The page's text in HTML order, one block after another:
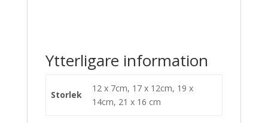
Ytterligare information
Storlek
12 x 7cm, 17 x 12cm, 19 x
14cm, 21 x 16 cm